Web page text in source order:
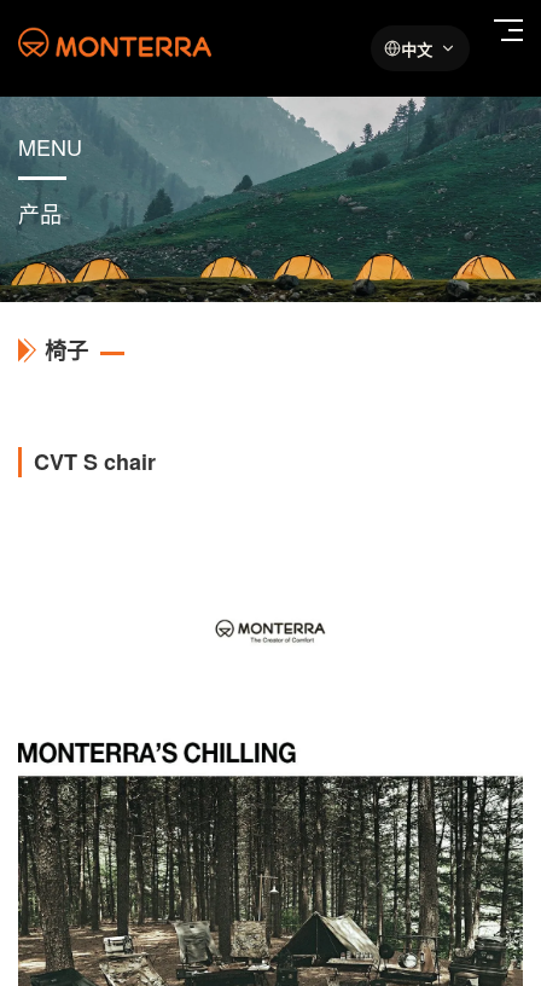
中文
MENU
产品
椅子
CVT S chair